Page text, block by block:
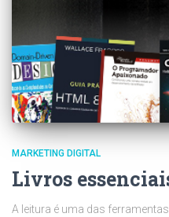
MARKETING DIGITAL
Livros
A leitura é uma das